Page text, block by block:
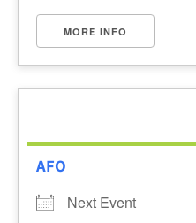
MORE INFO
AFO
Next Event